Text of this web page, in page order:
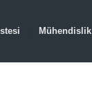
Mühendislik